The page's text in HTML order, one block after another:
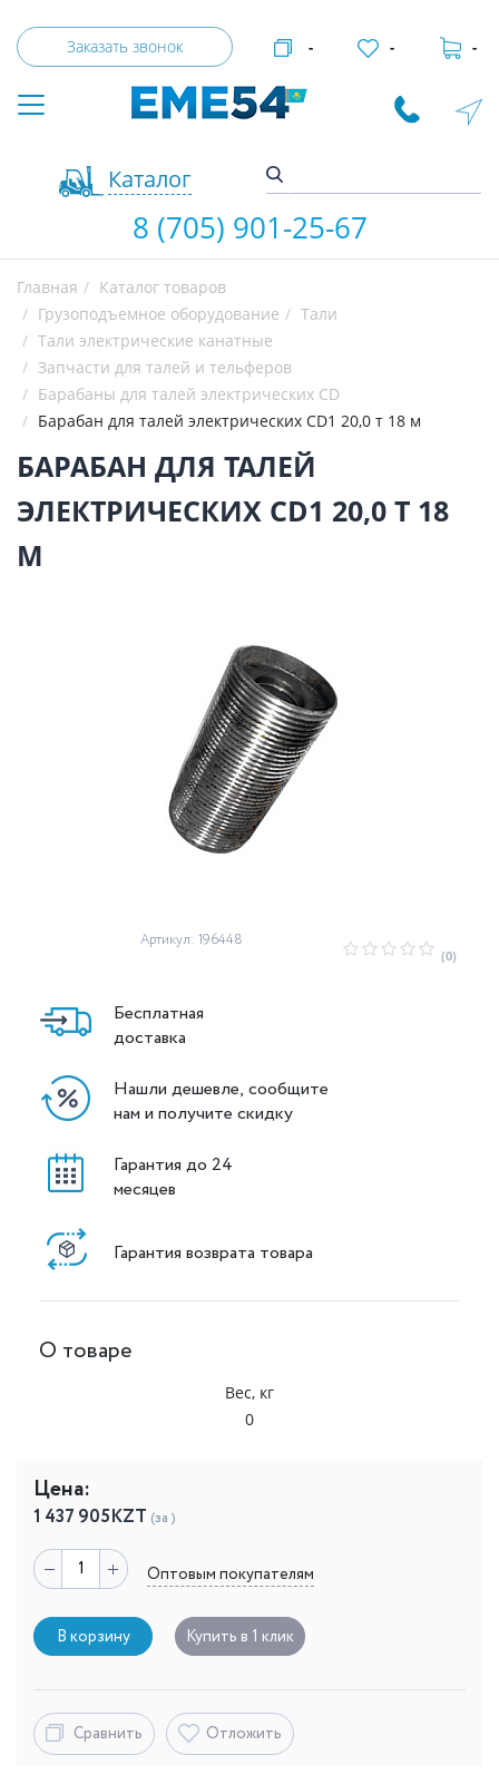
Заказать звонок
Каталог
- - -
8 (705) 901-25-67
Главная
Каталог товаров
Грузоподъемное оборудование
Тали
Тали электрические канатные
Запчасти для талей и тельферов
Барабаны для талей электрических CD
Барабан для талей электрических CD1 20,0 т 18 м
БАРАБАН ДЛЯ ТАЛЕЙ
ЭЛЕКТРИЧЕСКИХ CD1 20,0 Т 18
М
Артикул: 196448
(0)
Бесплатная
доставка
Нашли дешевле, сообщите
нам и получите скидку
Гарантия до 24
месяцев
Гарантия возврата товара
О товаре
Вес, кг
0
Цена:
1 437 905KZT (за )
Оптовым покупателям
В корзину Купить в 1 клик
Сравнить Отложить